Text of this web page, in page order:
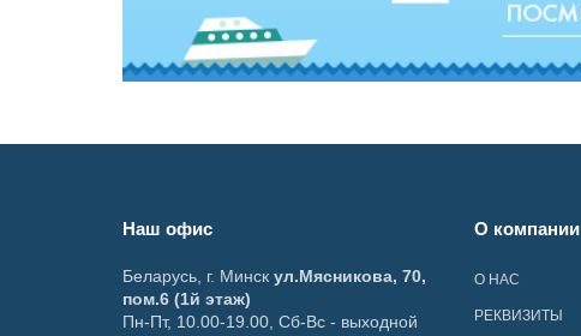
Наш офис
Беларусь г. Минск ул.Мясникова, 70,
пом.6 (1й этаж)
Пн-Пт, 10.00-19.00, Сб-Вс - выходной
О компании
О НАС
РЕКВИЗИТЫ